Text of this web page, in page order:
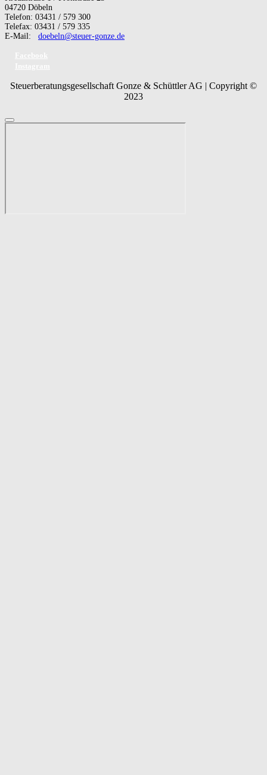
04720 Döbeln
Telefon: 03431 / 579 300
Telefax: 03431 / 579 335
E-Mail: doebeln@steuer-gonze.de
Steuerberatungsgesellschaft Gonze & Schüttler AG | Copyright ©
2023